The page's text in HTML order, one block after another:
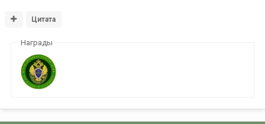
Цитата
Награды